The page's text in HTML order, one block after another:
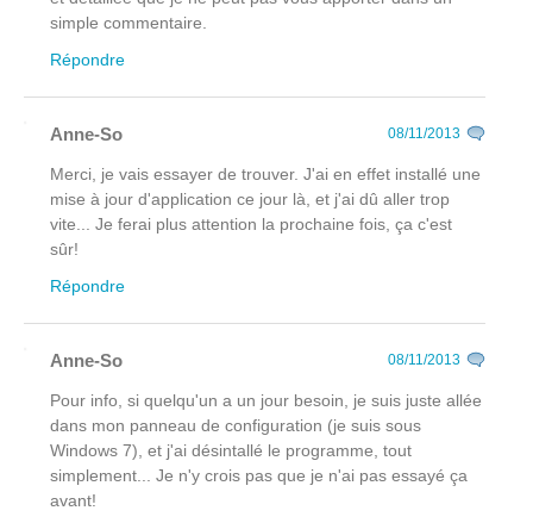
simple commentaire.
Répondre
Anne-So 08/11/2013
Merci, je vais essayer de trouver. J'ai en effet installé une
mise à jour d'application ce jour là, et j'ai dû aller trop
vite... Je ferai plus attention la prochaine fois, ça c'est
sûr!
Répondre
Anne-So 08/11/2013
Pour info, si quelqu'un a un jour besoin, je suis juste allée
dans mon panneau de configuration (je suis sous
Windows 7), et j'ai désintallé le programme, tout
simplement... Je n'y crois pas que je n'ai pas essayé ça
avant!